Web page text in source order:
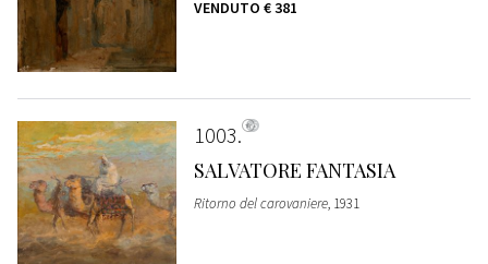
VENDUTO € 381
1003
SALVATORE FANTASIA
Ritorno del carovaniere, 1931